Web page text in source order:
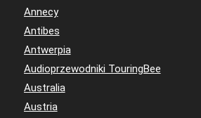
Annecy
Antibes
Antwerpia
Audioprzewodniki TouringBee
Australia
Austria